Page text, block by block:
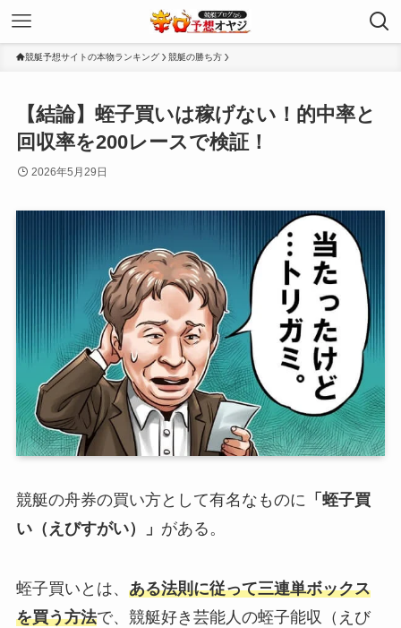
競艇予想サイトの本物ランキング 競艇の勝ち方
【結論】蛭子買いは稼げない！的中率と
回収率を200レースで検証！
2026年5月29日
競艇の舟券の買い方として有名なものに 「蛭子買
い（えびすがい）」 がある。
蛭子買いとは、 ある法則に従って三連単ボックス
を買う方法で、競艇好き芸能人の蛭子能収（えび